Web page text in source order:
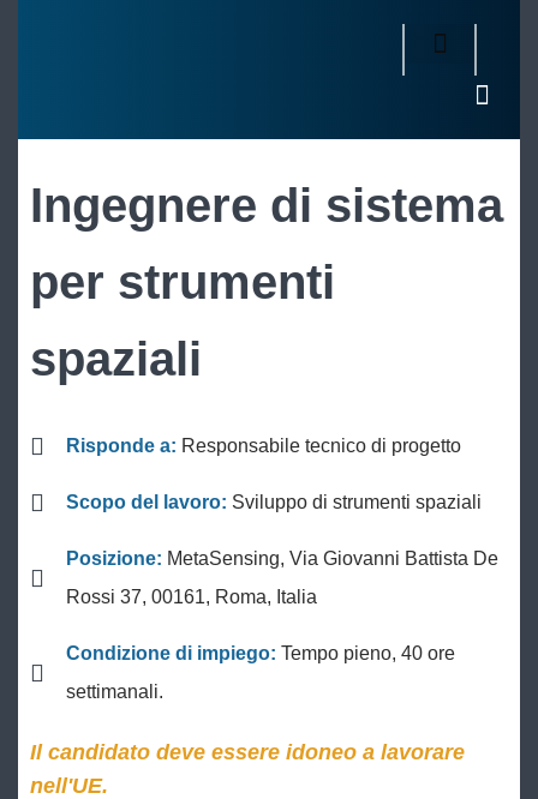
Ingegnere di sistema
per strumenti
spaziali
Risponde a: Responsabile tecnico di progetto
Scopo del lavoro: Sviluppo di strumenti spaziali
Posizione: MetaSensing, Via Giovanni Battista De
Rossi 37, 00161, Roma, Italia
Condizione di impiego: Tempo pieno, 40 ore
settimanali.
Il candidato deve essere idoneo a lavorare
nell'UE.